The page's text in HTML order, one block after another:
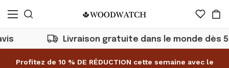
Livraison gratuite dans le monde dès 50€
Profitez de 10 % DE RÉDUCTION cette semaine avec le